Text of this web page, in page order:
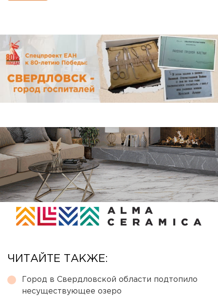
ЧИТАЙТЕ ТАКЖЕ:
Город в Свердловской области подтопило
несуществующее озеро